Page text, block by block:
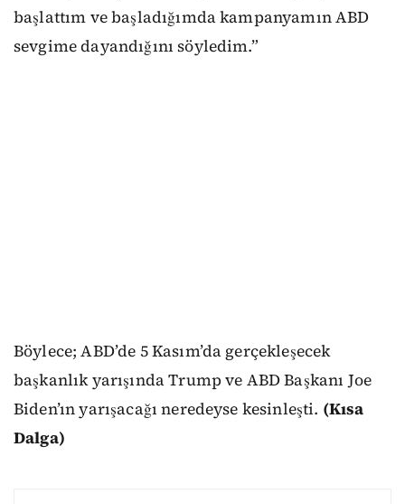
başlattım ve başladığımda kampanyamın ABD
sevgime dayandığını söyledim.”
Böylece; ABD’de 5 Kasım’da gerçekleşecek
başkanlık yarışında Trump ve ABD Başkanı Joe
Biden’ın yarışacağı neredeyse kesinleşti. (Kısa
Dalga)